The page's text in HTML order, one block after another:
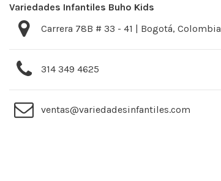
Variedades Infantiles Buho Kids
Carrera 78B # 33 - 41 | Bogotá, Colombia
314 349 4625
ventas@variedadesinfantiles.com